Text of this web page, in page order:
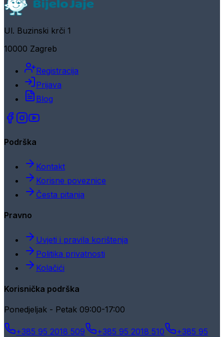
Ul. Buzinski krči 1
10000 Zagreb
Registracija
Prijava
Blog
Podrška
Kontakt
Korisne poveznice
Česta pitanja
Pravno
Uvjeti i pravila korištenja
Politika privatnosti
Kolačići
Korisnička podrška
Ponedjeljak - Petak 09:00-17:00
+385 95 2018 509 +385 95 2018 510
+385 95